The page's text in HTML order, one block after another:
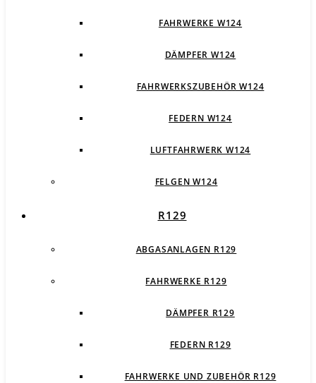
FAHRWERKE W124
DÄMPFER W124
FAHRWERKSZUBEHÖR W124
FEDERN W124
LUFTFAHRWERK W124
FELGEN W124
R129
ABGASANLAGEN R129
FAHRWERKE R129
DÄMPFER R129
FEDERN R129
FAHRWERKE UND ZUBEHÖR R129